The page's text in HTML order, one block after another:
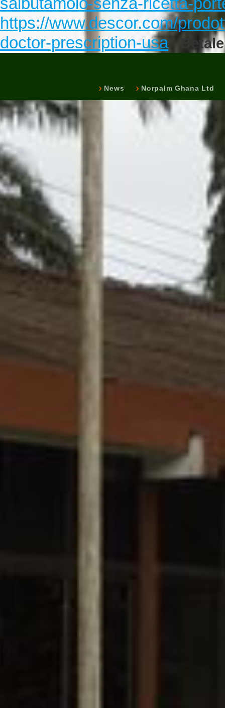
https://www.descor.com/
doctor-prescription-usa
News Norpalm Ghana Ltd